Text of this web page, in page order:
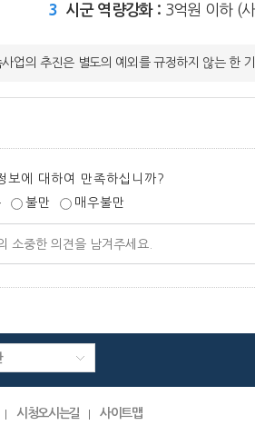
시군 역량강화 : 3억원 이하 (
업의 추진은 별도의 예외를 규정하지 않는 한
보에 대하여 만족하십니까?
불만 매우불만
시청오시는길 사이트맵